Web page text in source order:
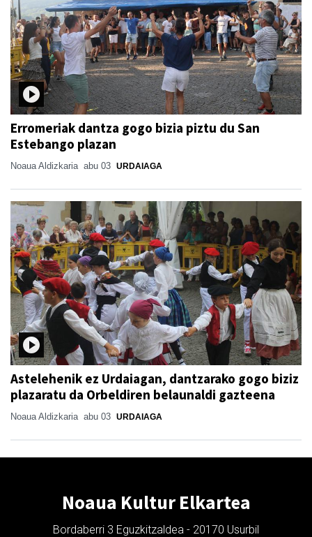
Erromeriak dantza gogo bizia piztu du San
Estebango plazan
Noaua Aldizkaria abu 03 URDAIAGA
Astelehenik ez Urdaiagan, dantzarako gogo biziz
plazaratu da Orbeldiren belaunaldi gazteena
Noaua Aldizkaria abu 03 URDAIAGA
Noaua Kultur Elkartea
Bordaberri 3 Eguzkitzaldea - 20170 Usurbil